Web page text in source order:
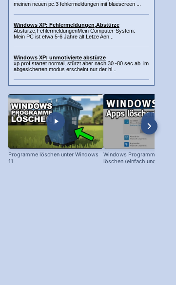
meinen neuen pc.3 fehlermeldungen mit bluescreen ...
Windows XP: Fehlermeldungen,Abstürze
Abstürze,FehlermeldungenMein Computer-System:
Mein PC ist etwa 5-6 Jahre alt.Letze Aen...
Windows XP: unmotivierte abstürze
xp prof startet normal, stürzt aber nach 30 -80 sec ab. im
abgesicherten modus erscheint nur der hi...
Programme löschen unter Windows
11
Windows Programme & Apps
löschen (einfach und schnell)!